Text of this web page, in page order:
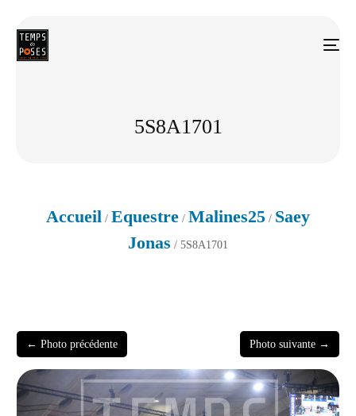
5S8A1701
Accueil / Equestre / Malines25 / Saey
Jonas / 5S8A1701
← Photo précédente Photo suivante →